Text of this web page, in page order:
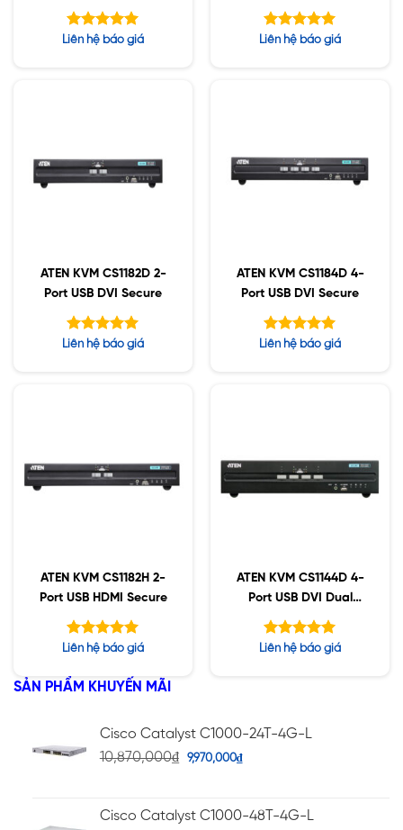
Được xếp
Liên hệ báo giá
Được xếp
Liên hệ báo giá
ATEN KVM CS1182D 2-
Port USB DVI Secure
Được xếp
Liên hệ báo giá
ATEN KVM CS1184D 4-
Port USB DVI Secure
Được xếp
Liên hệ báo giá
ATEN KVM CS1182H 2-
Port USB HDMI Secure
Được xếp
5 sao
Liên hệ báo giá
ATEN KVM CS1144D 4-
Port USB DVI Dual
Display Secure
Được xếp
Liên hệ báo giá
SẢN PHẨM KHUYẾN MÃI
Cisco Catalyst C1000-24T-4G-L
10,870,000₫ 9,970,000₫
Cisco Catalyst C1000-48T-4G-L